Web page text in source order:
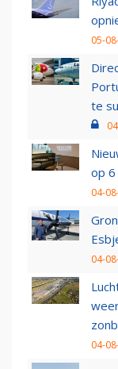
05-
te
op 6
04-
04-
04-